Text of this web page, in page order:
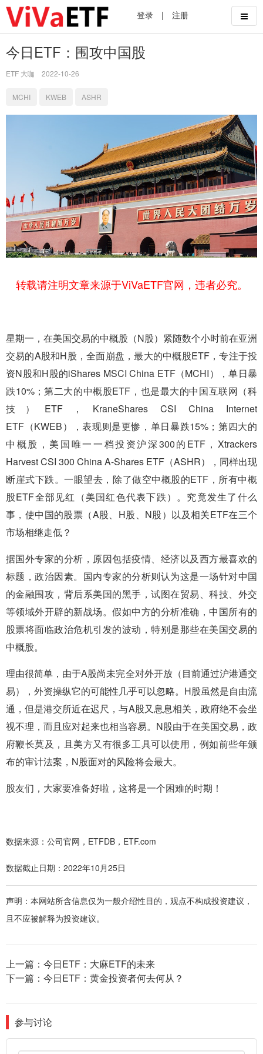
登录 | 注册
今日ETF：围攻中国股
ETF 大咖 2022-10-26
MCHI KWEB ASHR
转载请注明文章来源于ViVaETF官网，违者必究。
星期一，在美国交易的中概股（N股）紧随数个小时前在亚洲
交易的A股和H股，全面崩盘，最大的中概股ETF，专注于投
资N股和H股的iShares MSCI China ETF（MCHI），单日暴
跌10%；第二大的中概股ETF，也是最大的中国互联网（科
技）ETF，KraneShares CSI China Internet
ETF（KWEB），表现则是更惨，单日暴跌15%；第四大的
中概股，美国唯一一档投资沪深300的ETF，Xtrackers
Harvest CSI 300 China A-Shares ETF（ASHR），同样出现
断崖式下跌。一眼望去，除了做空中概股的ETF，所有中概
股ETF全部见红（美国红色代表下跌）。究竟发生了什么
事，使中国的股票（A股、H股、N股）以及相关ETF在三个
市场相继走低？
据国外专家的分析，原因包括疫情、经济以及西方最喜欢的
标题，政治因素。国内专家的分析则认为这是一场针对中国
的金融围攻，背后系美国的黑手，试图在贸易、科技、外交
等领域外开辟的新战场。假如中方的分析准确，中国所有的
股票将面临政治危机引发的波动，特别是那些在美国交易的
中概股。
理由很简单，由于A股尚未完全对外开放（目前通过沪港通交
易），外资操纵它的可能性几乎可以忽略。H股虽然是自由流
通，但是港交所近在迟尺，与A股又息息相关，政府绝不会坐
视不理，而且应对起来也相当容易。N股由于在美国交易，政
府鞭长莫及，且美方又有很多工具可以使用，例如前些年颁
布的审计法案，N股面对的风险将会最大。
股友们，大家要准备好啦，这将是一个困难的时期！
数据来源：公司官网，ETFDB，ETF.com
数据截止日期：2022年10月25日
声明：本网站所含信息仅为一般介绍性目的，观点不构成投资建议，
且不应被解释为投资建议。
上一篇： 今日ETF：大麻ETF的未来
下一篇： 今日ETF：黄金投资者何去何从？
参与讨论